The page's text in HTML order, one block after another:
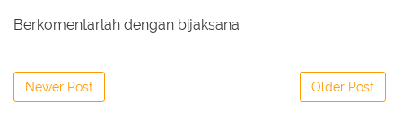
Berkomentarlah dengan bijaksana
Newer Post Older Post